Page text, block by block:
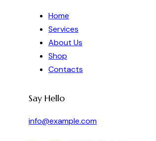
Home
Services
About Us
Shop
Contacts
Say Hello
info@example.com